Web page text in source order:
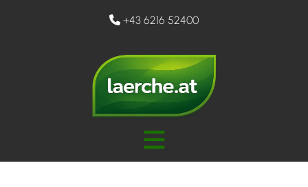
 +43 6216 52400